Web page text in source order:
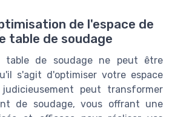
de l'espace de
table de soudage
table de soudage ne peut être
s'agit d'optimiser votre espace
peut transformer
de soudage, vous offrant une